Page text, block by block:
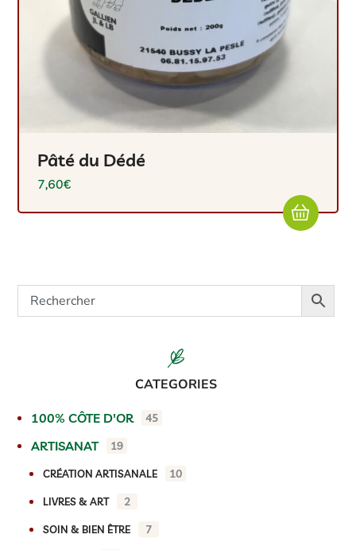
Pâté du Dédé
7,60€
CATEGORIES
100% CÔTE D'OR 45
ARTISANAT 19
CRÉATION ARTISANALE 10
LIVRES & ART 2
SOIN & BIEN ÊTRE 7